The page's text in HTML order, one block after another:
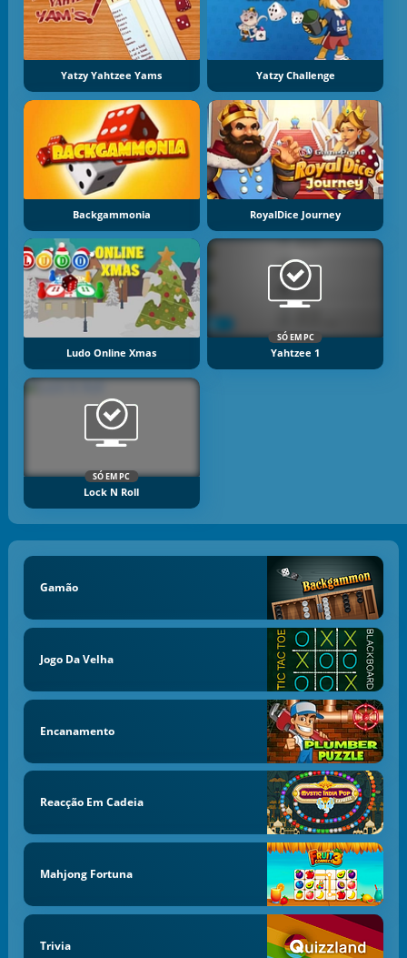
Yatzy Yahtzee Yams Yatzy Challenge
Backgammonia RoyalDice Journey
Ludo Online Xmas
SÓ EM PC
Yahtzee 1
SÓ EM PC
Lock N Roll
Gamão
Jogo Da Velha
Encanamento
Reacção Em Cadeia
Mahjong Fortuna
Trivia